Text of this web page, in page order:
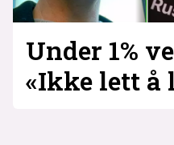
Under 1%
«Ikke lett å